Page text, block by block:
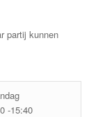
partij kunnen
-15:40